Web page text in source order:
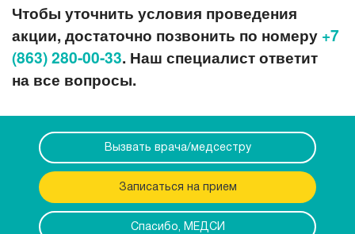
Чтобы уточнить условия проведения
акции, достаточно позвонить по номеру +7
(863) 280-00-33. Наш специалист ответит
на все вопросы.
Вызвать врача/медсестру
Записаться на прием
Спасибо, МЕДСИ